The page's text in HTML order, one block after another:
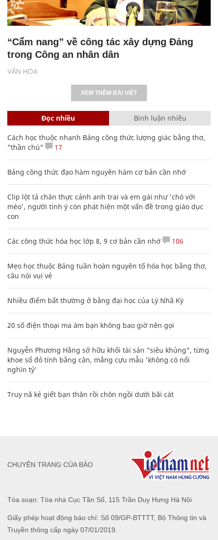
VĂN HÓA
“Cẩm nang” về công tác xây dựng Đảng
trong Công an nhân dân
XEM THÊM BÀI VIẾT
Đọc nhiều Bình luận nhiều
Cách học thuộc nhanh Bảng công thức lượng giác bằng thơ,
"thần chú"
17
Bảng công thức đạo hàm nguyên hàm cơ bản cần nhớ
Clip lột tả chân thực cảnh anh trai và em gái như 'chó với
mèo', người tinh ý còn phát hiện một vấn đề trong giáo dục
con
Các công thức hóa học lớp 8, 9 cơ bản cần nhớ 106
Mẹo học thuộc Bảng tuần hoàn nguyên tố hóa học bằng thơ,
câu nói vui vẻ
Nhiều điểm bất thường ở bằng đại học của Lý Nhã Kỳ
20 số điện thoại ma ám bạn không bao giờ nên gọi
Nguyễn Phương Hằng sở hữu khối tài sản "siêu khủng", từng
khoe sổ đỏ tính bằng cân, mắng cựu mẫu 'không có nổi
nghìn tỷ'
Truy nã kẻ giết bạn thân rồi chôn ngồi dưới bãi cát
Tòa soạn: Tòa nhà Cục Tần Số, 115 Trần Duy Hưng Hà Nội
Giấy phép hoạt động báo chí: Số 09/GP-BTTTT, Bộ Thông tin và
Truyền thông cấp ngày 07/01/2019.
CHUYÊN TRANG CỦA BÁO